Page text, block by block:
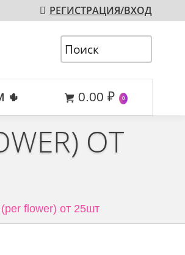
РЕГИСТРАЦИЯ/ВХОД
🌵 0.00 ₽ 0
ОТ
flower) от 25шт